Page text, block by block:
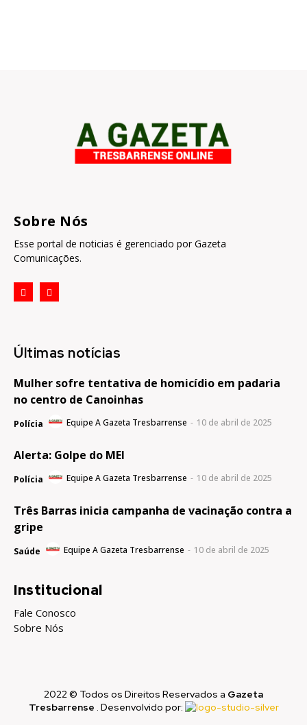
Sobre Nós
Esse portal de noticias é gerenciado por Gazeta
Comunicações.
Últimas notícias
Mulher sofre tentativa de homicídio em padaria
no centro de Canoinhas
Polícia Equipe A Gazeta Tresbarrense - 10 de abril de 2025
Alerta: Golpe do MEI
Polícia Equipe A Gazeta Tresbarrense - 10 de abril de 2025
Três Barras inicia campanha de vacinação contra a
gripe
Saúde Equipe A Gazeta Tresbarrense - 10 de abril de 2025
Institucional
Fale Conosco
Sobre Nós
2022 © Todos os Direitos Reservados a Gazeta
Tresbarrense . Desenvolvido por: